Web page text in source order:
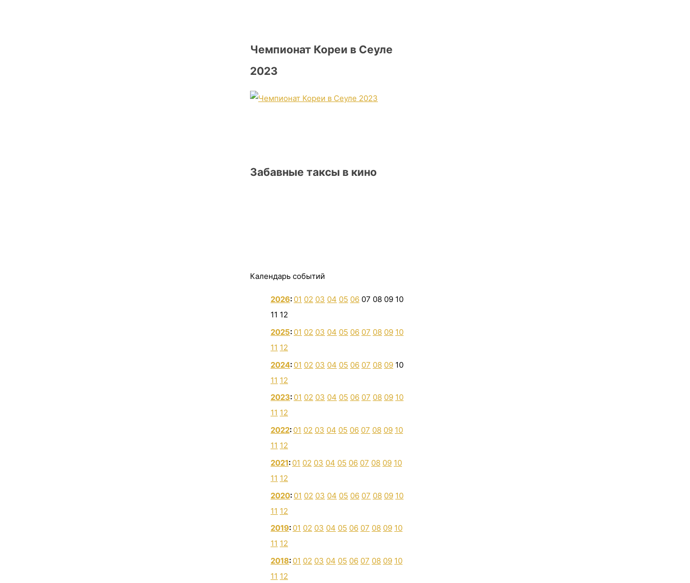
Чемпионат Кореи в Сеуле
2023
Забавные таксы в кино
Календарь событий
2026: 01 02 03 04 05 06 07 08 09 10
11 12
2025: 01 02 03 04 05 06 07 08 09 10
11 12
2024: 01 02 03 04 05 06 07 08 09 10
11 12
2023: 01 02 03 04 05 06 07 08 09 10
11 12
2022: 01 02 03 04 05 06 07 08 09 10
11 12
2021: 01 02 03 04 05 06 07 08 09 10
11 12
2020: 01 02 03 04 05 06 07 08 09 10
11 12
2019: 01 02 03 04 05 06 07 08 09 10
11 12
2018: 01 02 03 04 05 06 07 08 09 10
11 12